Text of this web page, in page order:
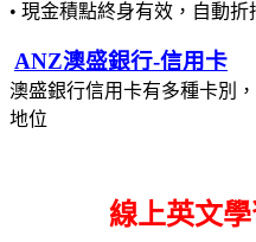
• 現金積點終身有效，自動折
ANZ澳盛銀行-信用卡
澳盛銀行信用卡有多種卡別
地位
線上英文